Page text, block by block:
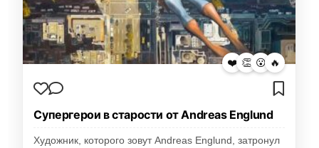
❤️ 👏 😮 🔥
Супергерои в старости от Andreas Englund
Художник, которого зовут Andreas Englund, затронул